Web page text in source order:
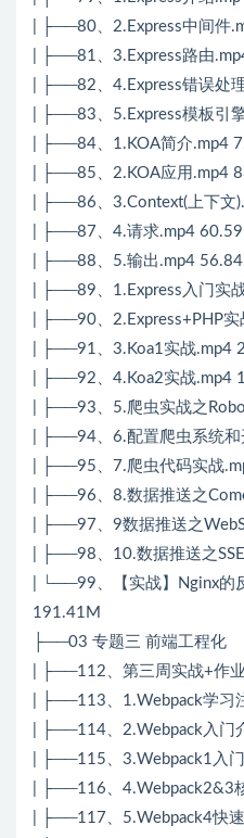
| ├──80、2.Express中间件
| ├──81、3.Express路由
| ├──82、4.Express错误处
| ├──83、5.Express模板引
| ├──84、1.KOA简介.mp4
| ├──85、2.KOA应用.mp4
| ├──86、3.Context(上下文
| ├──87、4.请求.mp4
| ├──88、5.输出.mp4
| ├──89、1.Express入门实
| ├──90、2.Express+PHP
| ├──91、3.Koa1实战.mp4
| ├──92、4.Koa2实战.mp4
| ├──93、5.爬虫实战之
| ├──94、6.配置爬虫系统
| ├──95、7.爬虫代码实战
| ├──96、8.数据推送之
| ├──97、9数据推送之
| ├──98、10.数据推送之
| └──99、【实战】Nginx的
191.41M
├──03 专题三 前端工程化
| ├──112、第三周实战+作
| ├──113、1.Webpack学习
| ├──114、2.Webpack入门
| ├──115、3.Webpack1入
| ├──116、4.Webpack2&3
| ├──117、5.Webpack4快